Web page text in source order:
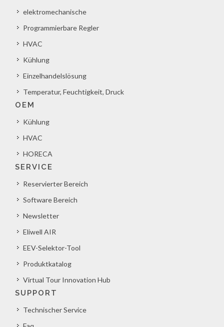
elektromechanische
Programmierbare Regler
HVAC
Kühlung
Einzelhandelslösung
Temperatur, Feuchtigkeit, Druck
OEM
Kühlung
HVAC
HORECA
SERVICE
Reservierter Bereich
Software Bereich
Newsletter
Eliwell AIR
EEV-Selektor-Tool
Produktkatalog
Virtual Tour Innovation Hub
SUPPORT
Technischer Service